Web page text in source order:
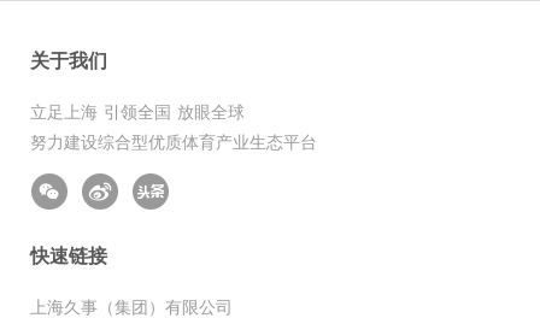
关于我们
立足上海 引领全国 放眼全球
努力建设综合型优质体育产业生态平台
快速链接
上海久事（集团）有限公司